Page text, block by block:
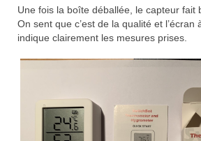
Une fois la boîte déballée, le capteur fait
On sent que c’est de la qualité et l’écran
indique clairement les mesures prises.